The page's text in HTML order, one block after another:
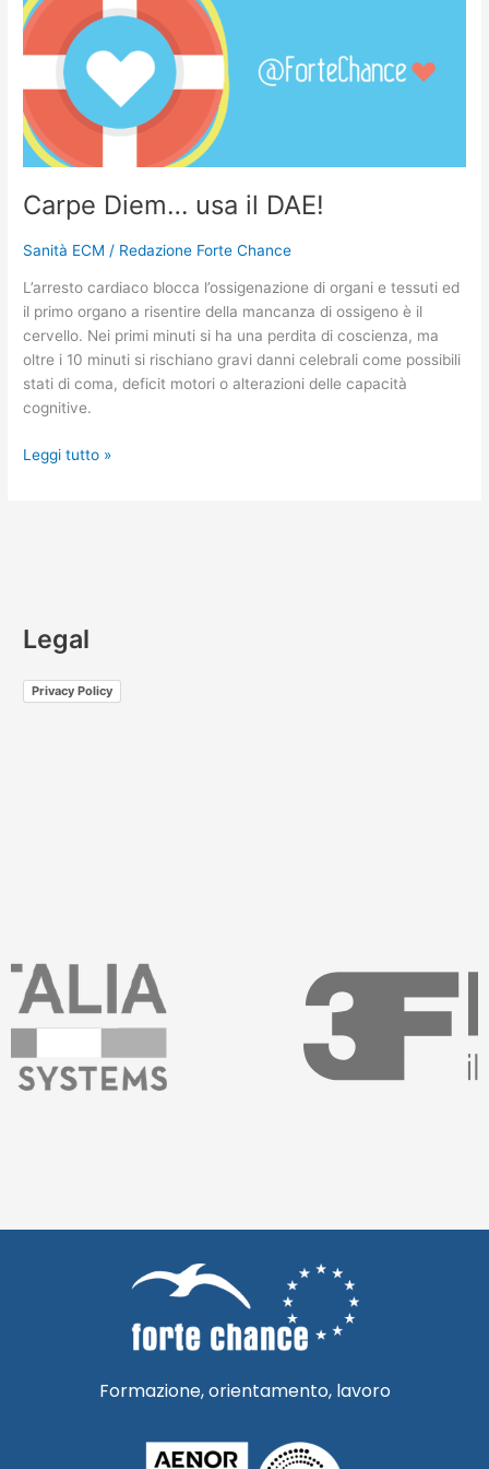
Carpe Diem… usa il DAE!
Sanità ECM / Redazione Forte Chance
L’arresto cardiaco blocca l’ossigenazione di organi e tessuti ed
il primo organo a risentire della mancanza di ossigeno è il
cervello. Nei primi minuti si ha una perdita di coscienza, ma
oltre i 10 minuti si rischiano gravi danni celebrali come possibili
stati di coma, deficit motori o alterazioni delle capacità
cognitive.
Diem…
usa
il
Leggi tutto »
Legal
Privacy Policy
Formazione, orientamento, lavoro